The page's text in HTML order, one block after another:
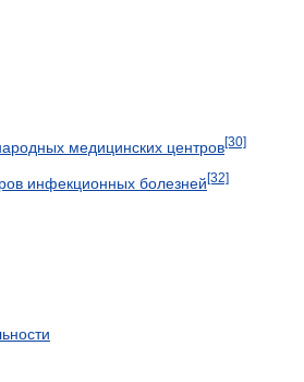
медицинских центров[30]
инфекционных болезней[32]